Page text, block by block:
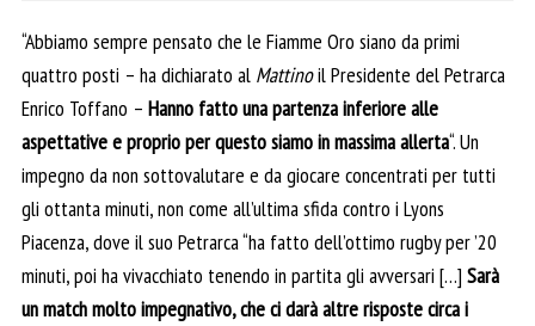
“Abbiamo sempre pensato che le Fiamme Oro siano da primi
quattro posti – ha dichiarato al Mattinoil Presidente del Petrarca
Enrico Toffano – Hanno fatto una partenza inferiore alle
aspettative e proprio per questo siamo in massima allerta“. Un
impegno da non sottovalutare e da giocare concentrati per tutti
gli ottanta minuti, non come all’ultima sfida contro i Lyons
Piacenza, dove il suo Petrarca “ha fatto dell’ottimo rugby per ’20
minuti, poi ha vivacchiato tenendo in partita gli avversari […] Sarà
un match molto impegnativo, che ci darà altre risposte circa i